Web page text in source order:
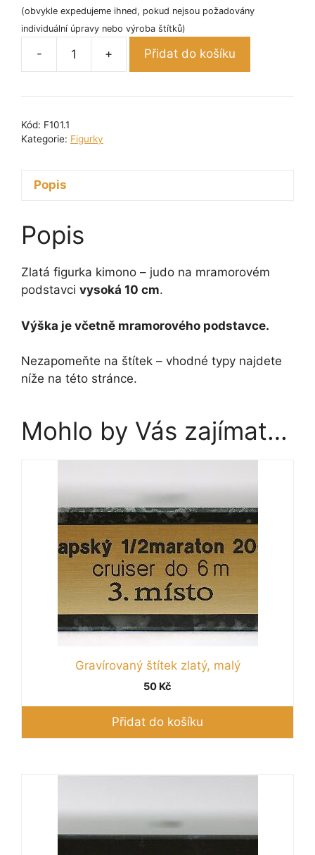
(obvykle expedujeme ihned, pokud nejsou požadovány
individuální úpravy nebo výroba štítků)
-
Figurka
judo
+ Přidat do košíku
Kód: F101.1
Kategorie: Figurky
Popis
Popis
Zlatá figurka kimono – judo na mramorovém
podstavci vysoká 10 cm.
Výška je včetně mramorového podstavce.
Nezapomeňte na štítek – vhodné typy najdete
níže na této stránce.
Mohlo by Vás zajímat…
Gravírovaný štítek zlatý, malý
50 Kč
Přidat do košíku